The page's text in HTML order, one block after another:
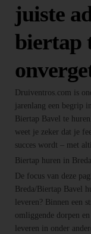
juiste
biertap
Druiventros.com is
jarenlang een begrip
Biertap Bavel te
weet je zeker dat je
succes wordt – met
Biertap huren in
De focus van deze
Breda/Biertap Bavel
leveren? Binnen een
omliggende dorpen
leveren in onder